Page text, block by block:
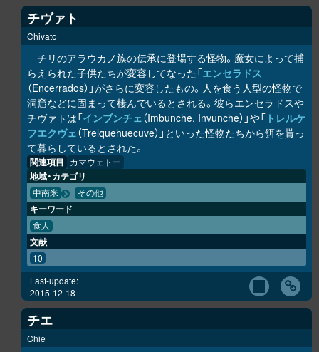
チヴァト
Chivato
チリのアラウカノ族の伝承に登場する怪物。魔女によって捕
らえられた子供たちが変容してなった「エンセラドス
（Encerrados）」がさらに変容したもの。人を食う人型の怪物で
洞窟などに固まって棲んでいるとされる。彼らエンセラドスや
チヴァトは「インブンチェ（Imbunche, Invunche）」や「 トレルケ
フエクヴェ（Trelquehuecuve）」といった怪物たちから餌を貰っ
て暮らしているとされた。
関連項目 カマウェトー
地域・カテゴリ
中南米 その他
キーワード
食人
文献
10
Last-update:
2015-12-18
チエ
Chie